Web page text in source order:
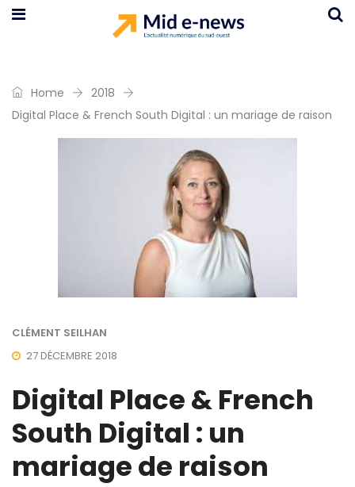
Home
2018
Digital Place & French South Digital : un mariage de raison
CLÉMENT SEILHAN
27 DÉCEMBRE 2018
Digital Place & French
South Digital : un
mariage de raison